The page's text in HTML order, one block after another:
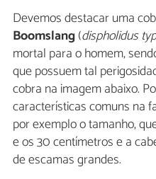
Devemos destacar uma
Boomslang(dispholidus
mortal para o homem,
que possuem tal
cobra na imagem abaixo.
características comuns na
por exemplo o tamanho,
e os 30 centímetros e a
de escamas grandes.